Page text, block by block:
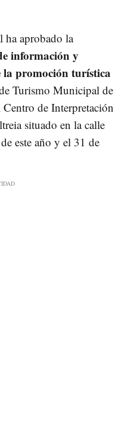
ha aprobado la
información y
la promoción turística
Turismo Municipal de
de Interpretación
situado en la calle
este año y el 31 de